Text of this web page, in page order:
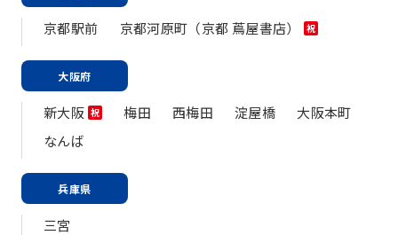
京都駅前 京都河原町（京都 蔦屋書店） 祝
大阪府
新大阪 祝 梅田 西梅田 淀屋橋
大阪本町
なんば
兵庫県
三宮